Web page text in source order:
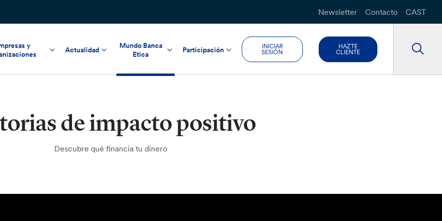
Newsletter Contacto CAST
y
Actualidad
Mundo Banca
Etica
Participación
INICIAR
SESIÓN
HAZTE
CLIENTE
de impacto positivo
Descubre qué financia tu dinero